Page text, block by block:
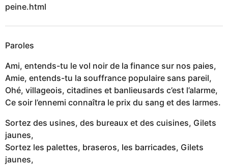
peine.html
Paroles
Ami, entends-tu le vol noir de la finance sur nos paies,
Amie, entends-tu la souffrance populaire sans pareil,
Ohé, villageois, citadines et banlieusards c’est l’alarme,
Ce soir l’ennemi connaîtra le prix du sang et des larmes.
Sortez des usines, des bureaux et des cuisines, Gilets
jaunes,
Sortez les palettes, braseros, les barricades, Gilets
jaunes,